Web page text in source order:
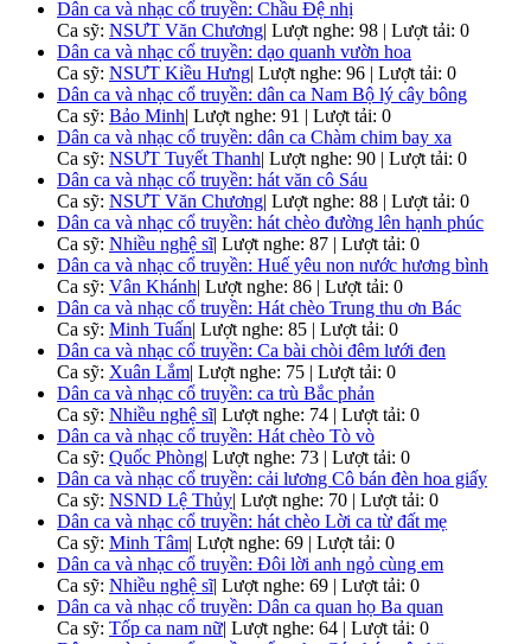
Dân ca và nhạc cổ truyền: Chầu Đệ nhị
Ca sỹ: NSƯT Văn Chương| Lượt nghe: 98 | Lượt tải: 0
Dân ca và nhạc cổ truyền: dạo quanh vườn hoa
Ca sỹ: NSƯT Kiều Hưng| Lượt nghe: 96 | Lượt tải: 0
Dân ca và nhạc cổ truyền: dân ca Nam Bộ lý cây bông
Ca sỹ: Bảo Minh| Lượt nghe: 91 | Lượt tải: 0
Dân ca và nhạc cổ truyền: dân ca Chàm chim bay xa
Ca sỹ: NSƯT Tuyết Thanh| Lượt nghe: 90 | Lượt tải: 0
Dân ca và nhạc cổ truyền: hát văn cô Sáu
Ca sỹ: NSƯT Văn Chương| Lượt nghe: 88 | Lượt tải: 0
Dân ca và nhạc cổ truyền: hát chèo đường lên hạnh phúc
Ca sỹ: Nhiều nghệ sĩ| Lượt nghe: 87 | Lượt tải: 0
Dân ca và nhạc cổ truyền: Huế yêu non nước hương bình
Ca sỹ: Vân Khánh| Lượt nghe: 86 | Lượt tải: 0
Dân ca và nhạc cổ truyền: Hát chèo Trung thu ơn Bác
Ca sỹ: Minh Tuấn| Lượt nghe: 85 | Lượt tải: 0
Dân ca và nhạc cổ truyền: Ca bài chòi đêm lưới đen
Ca sỹ: Xuân Lắm| Lượt nghe: 75 | Lượt tải: 0
Dân ca và nhạc cổ truyền: ca trù Bắc phản
Ca sỹ: Nhiều nghệ sĩ| Lượt nghe: 74 | Lượt tải: 0
Dân ca và nhạc cổ truyền: Hát chèo Tò vò
Ca sỹ: Quốc Phòng| Lượt nghe: 73 | Lượt tải: 0
Dân ca và nhạc cổ truyền: cải lương Cô bán đèn hoa giấy
Ca sỹ: NSND Lệ Thủy| Lượt nghe: 70 | Lượt tải: 0
Dân ca và nhạc cổ truyền: hát chèo Lời ca từ đất mẹ
Ca sỹ: Minh Tâm| Lượt nghe: 69 | Lượt tải: 0
Dân ca và nhạc cổ truyền: Đôi lời anh ngỏ cùng em
Ca sỹ: Nhiều nghệ sĩ| Lượt nghe: 69 | Lượt tải: 0
Dân ca và nhạc cổ truyền: Dân ca quan họ Ba quan
Ca sỹ: Tốp ca nam nữ| Lượt nghe: 64 | Lượt tải: 0